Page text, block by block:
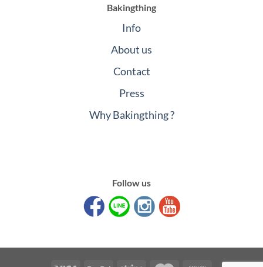
Bakingthing
Info
About us
Contact
Press
Why Bakingthing ?
Follow us